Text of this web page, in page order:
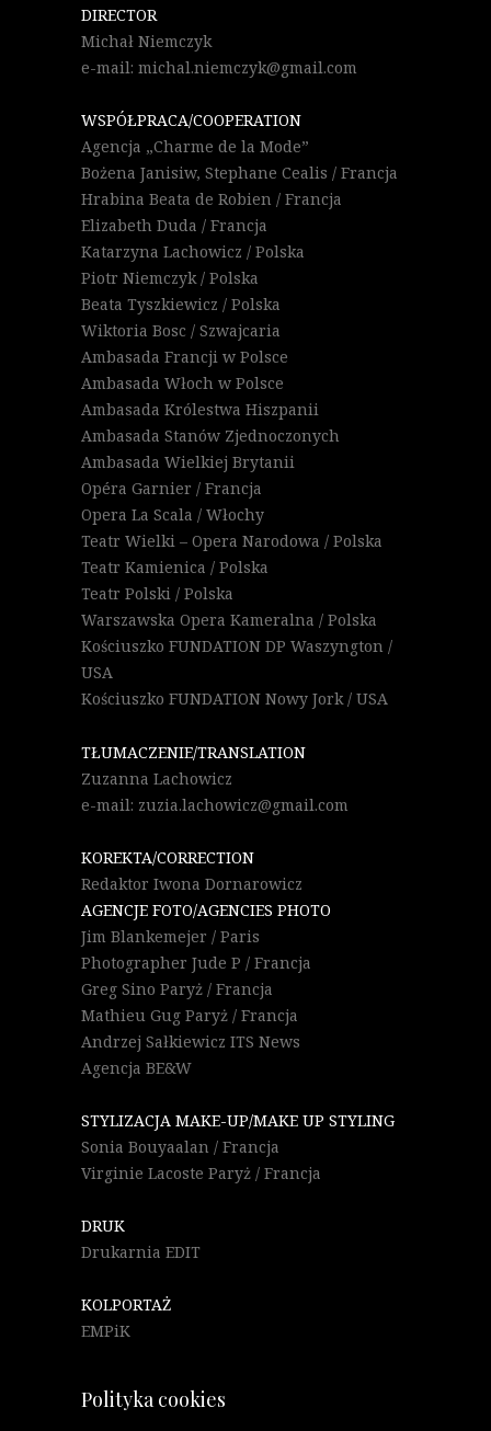
DIRECTOR
Michał Niemczyk
e-mail: michal.niemczyk@gmail.com
WSPÓŁPRACA/COOPERATION
Agencja „Charme de la Mode”
Bożena Janisiw, Stephane Cealis / Francja
Hrabina Beata de Robien / Francja
Elizabeth Duda / Francja
Katarzyna Lachowicz / Polska
Piotr Niemczyk / Polska
Beata Tyszkiewicz / Polska
Wiktoria Bosc / Szwajcaria
Ambasada Francji w Polsce
Ambasada Włoch w Polsce
Ambasada Królestwa Hiszpanii
Ambasada Stanów Zjednoczonych
Ambasada Wielkiej Brytanii
Opéra Garnier / Francja
Opera La Scala / Włochy
Teatr Wielki – Opera Narodowa / Polska
Teatr Kamienica / Polska
Teatr Polski / Polska
Warszawska Opera Kameralna / Polska
Kościuszko FUNDATION DP Waszyngton /
USA
Kościuszko FUNDATION Nowy Jork / USA
TŁUMACZENIE/TRANSLATION
Zuzanna Lachowicz
e-mail: zuzia.lachowicz@gmail.com
KOREKTA/CORRECTION
Redaktor Iwona Dornarowicz
AGENCJE FOTO/AGENCIES PHOTO
Jim Blankemejer / Paris
Photographer Jude P / Francja
Greg Sino Paryż / Francja
Mathieu Gug Paryż / Francja
Andrzej Sałkiewicz ITS News
Agencja BE&W
STYLIZACJA MAKE-UP/MAKE UP STYLING
Sonia Bouyaalan / Francja
Virginie Lacoste Paryż / Francja
DRUK
Drukarnia EDIT
KOLPORTAŻ
EMPiK
Polityka cookies